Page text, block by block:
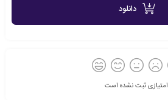
دانلود
امتیازی ثبت نشده است